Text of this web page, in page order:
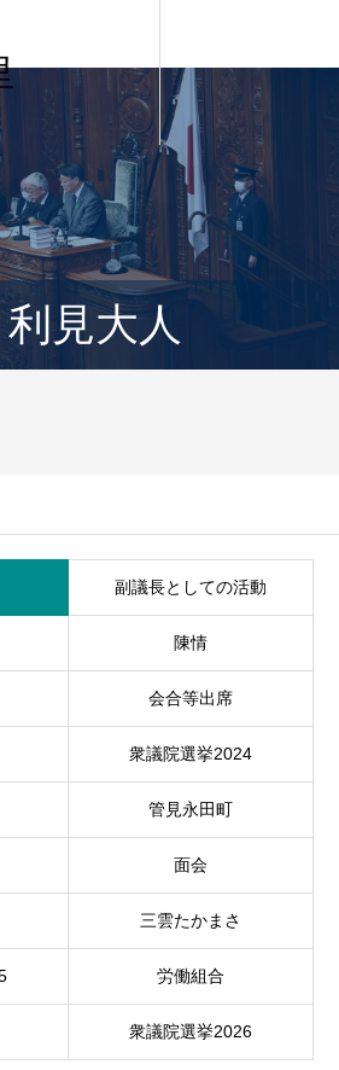
見大人
副議長としての活動
陳情
会合等出席
衆議院選挙2024
管見永田町
面会
三雲たかまさ
労働組合
衆議院選挙2026